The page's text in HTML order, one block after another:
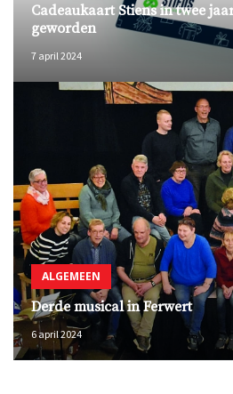
Cadeaukaart Stiens in twee
geworden
7 april 2024
ALGEMEEN
Derde musical in Ferwert
6 april 2024